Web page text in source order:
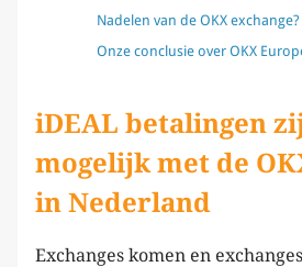
Nadelen van de OKX exchange?
Onze conclusie over OKX
iDEAL betalingen
mogelijk met de
in Nederland
Exchanges komen en